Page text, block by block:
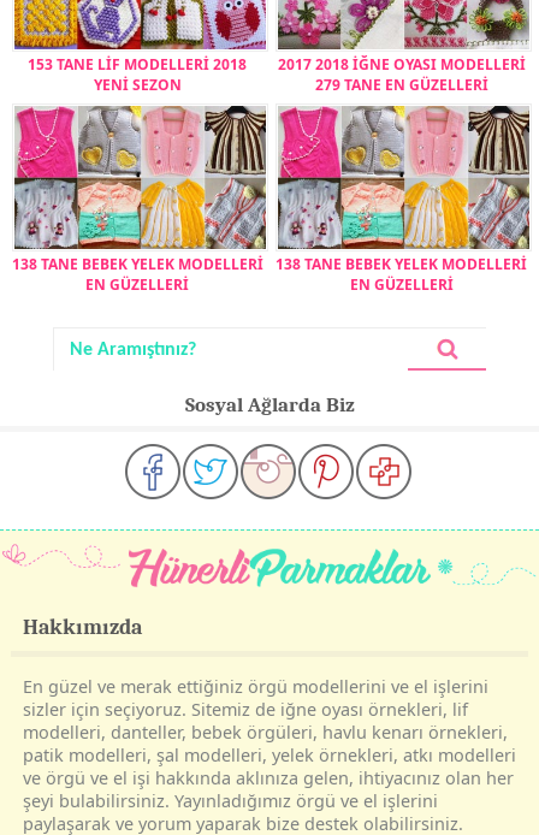
153 TANE LİF MODELLERİ 2018
YENİ SEZON
2017 2018 İĞNE OYASI MODELLERİ
279 TANE EN GÜZELLERİ
138 TANE BEBEK YELEK MODELLERİ
EN GÜZELLERİ
138 TANE BEBEK YELEK MODELLERİ
EN GÜZELLERİ
Sosyal Ağlarda Biz
Hakkımızda
En güzel ve merak ettiğiniz örgü modellerini ve el işlerini
sizler için seçiyoruz. Sitemiz de iğne oyası örnekleri, lif
modelleri, danteller, bebek örgüleri, havlu kenarı örnekleri,
patik modelleri, şal modelleri, yelek örnekleri, atkı modelleri
ve örgü ve el işi hakkında aklınıza gelen, ihtiyacınız olan her
şeyi bulabilirsiniz. Yayınladığımız örgü ve el işlerini
paylaşarak ve yorum yaparak bize destek olabilirsiniz.